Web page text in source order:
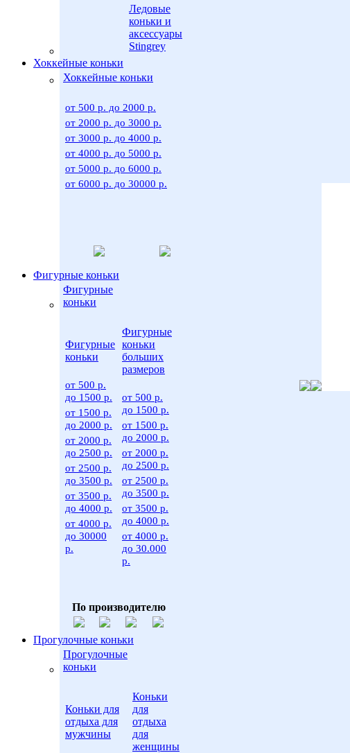
Ледовые
коньки и
аксессуары
Stingrey
Хоккейные коньки
Хоккейные коньки
от 500 р. до 2000 р.
от 2000 р. до 3000 р.
от 3000 р. до 4000 р.
от 4000 р. до 5000 р.
от 5000 р. до 6000 р.
от 6000 р. до 30000 р.
Фигурные коньки
Фигурные
коньки
Фигурные
коньки
от 500 р.
до 1500 р.
от 1500 р.
до 2000 р.
от 2000 р.
до 2500 р.
от 2500 р.
до 3500 р.
от 3500 р.
до 4000 р.
от 4000 р.
до 30000
р.
Фигурные
коньки
больших
размеров
от 500 р.
до 1500 р.
от 1500 р.
до 2000 р.
от 2000 р.
до 2500 р.
от 2500 р.
до 3500 р.
от 3500 р.
до 4000 р.
от 4000 р.
до 30.000
р.
По производителю
Прогулочные коньки
Прогулочные
коньки
Коньки для
отдыха для
мужчины
Коньки
для
отдыха
для
женщины